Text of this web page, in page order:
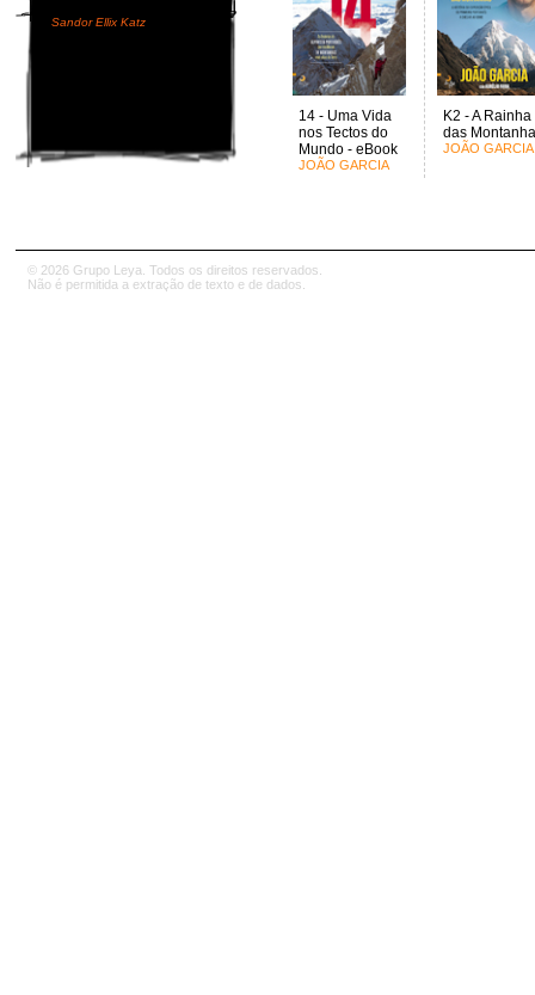
Sandor Ellix Katz
14 - Uma Vida
nos Tectos do
Mundo - eBook
JOÃO GARCIA
K2 - A Rainha
das
JOÃO GARCIA
© 2026 Grupo Leya. Todos os direitos reservados.
Não é permitida a extração de texto e de dados.